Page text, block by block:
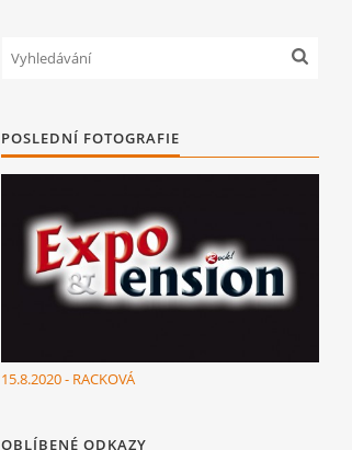
POSLEDNÍ FOTOGRAFIE
15.8.2020 - RACKOVÁ
OBLÍBENÉ ODKAZY